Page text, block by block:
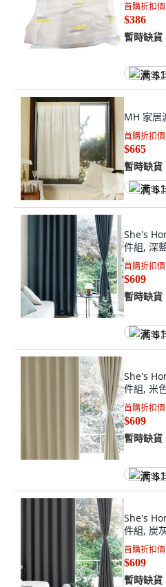
首購折扣價
$386
暫時缺貨
满
MH 家居
首購折扣價
$665
暫時缺貨
满
She's
件組, 深
首購折扣價
$609
暫時缺貨
满
She's
件組, 米
首購折扣價
$609
暫時缺貨
满
She's
件組, 炭
首購折扣價
$609
暫時缺貨